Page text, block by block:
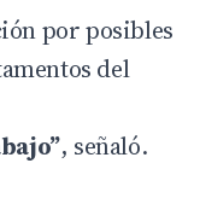
por posibles
del
, señaló.